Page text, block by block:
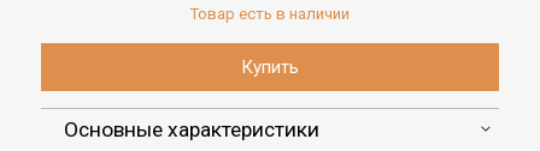
Товар есть в наличии
Основные характеристики